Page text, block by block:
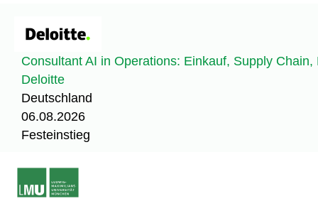
Consultant AI in Operations: Einkauf, Supply
Deloitte
Deutschland
06.08.2026
Festeinstieg